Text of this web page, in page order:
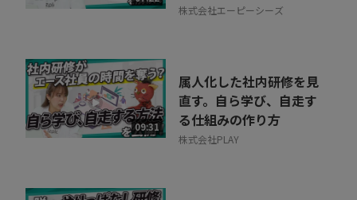
株式会社エーピーシーズ
09:31
属人化した社内研修を見
直す。自ら学び、自走す
る仕組みの作り方
株式会社PLAY